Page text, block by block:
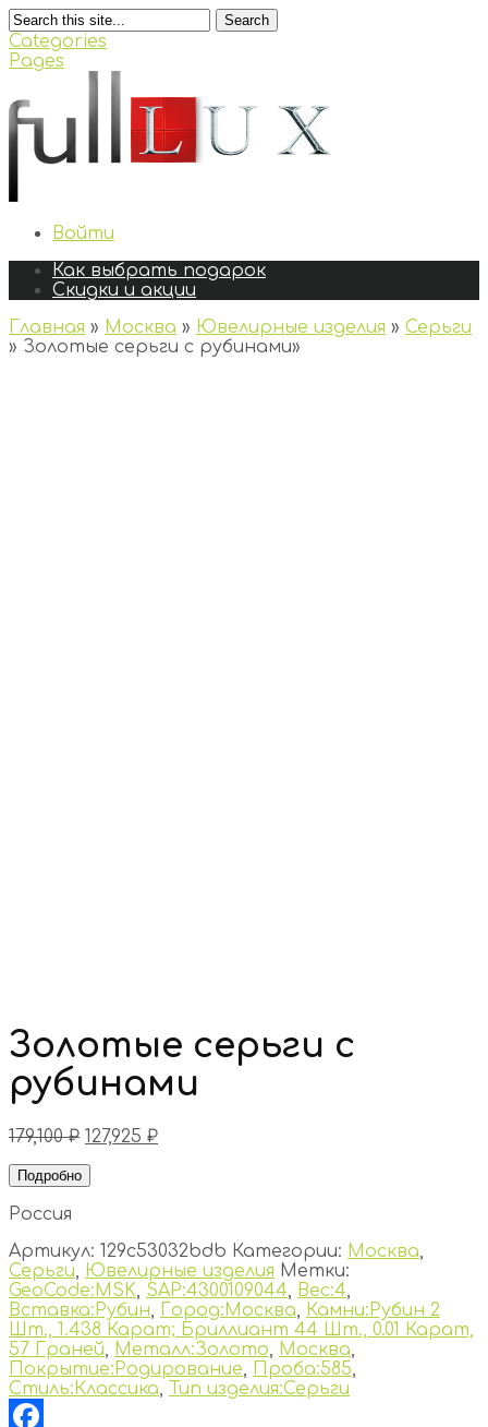
Search
Categories
Pages
Войти
Как выбрать подарок
Скидки и акции
Главная » Москва » Ювелирные изделия » Серьги
» Золотые серьги с рубинами»
Золотые серьги с
рубинами
179,100₽ 127,925 ₽
Подробно
Россия
Артикул: 129c53032bdb Категории: Москва,
Серьги, Ювелирные изделия Метки:
GeoCode:MSK, SAP:4300109044, Вес:4,
Вставка:Рубин, Город:Москва, Камни:Рубин 2
Шт., 1.438 Карат; Бриллиант 44 Шт., 0.01 Карат,
57 Граней, Металл:Золото, Москва,
Покрытие:Родирование, Проба:585,
Стиль:Классика, Тип изделия:Серьги